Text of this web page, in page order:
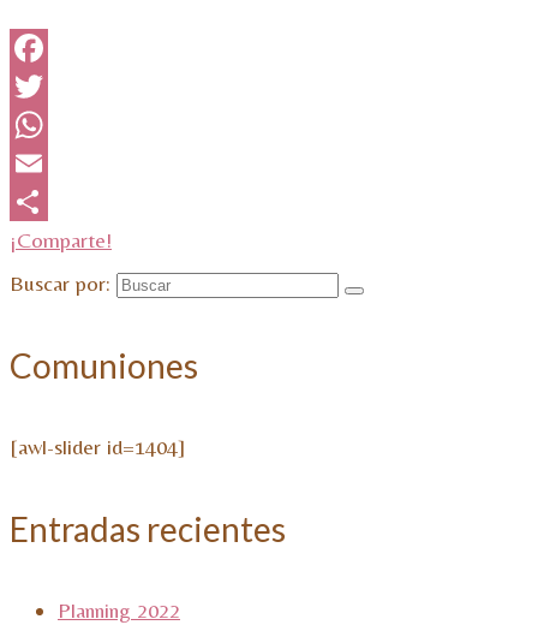
Facebook
Twitter
WhatsApp
Email
¡Comparte!
Buscar por:
Comuniones
[awl-slider id=1404]
Entradas recientes
Planning 2022